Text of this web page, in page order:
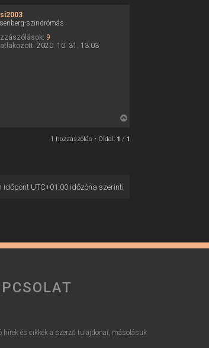
szindrómás
9
2020. 10. 31. 13:03
s
j
1 hozzászólás • Oldal: 1 / 1
időpont UTC+01:00időzóna szerinti
hírek és cikkek a szerző tulajdonai, másolásuk